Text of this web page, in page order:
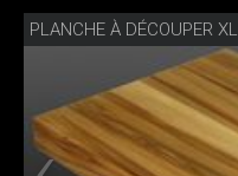
PLANCHE À DÉCOUPER XL